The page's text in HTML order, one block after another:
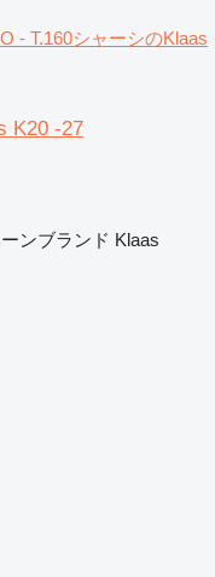
- T.160シャーシのKlaas
K20 -27
ンブランド Klaas